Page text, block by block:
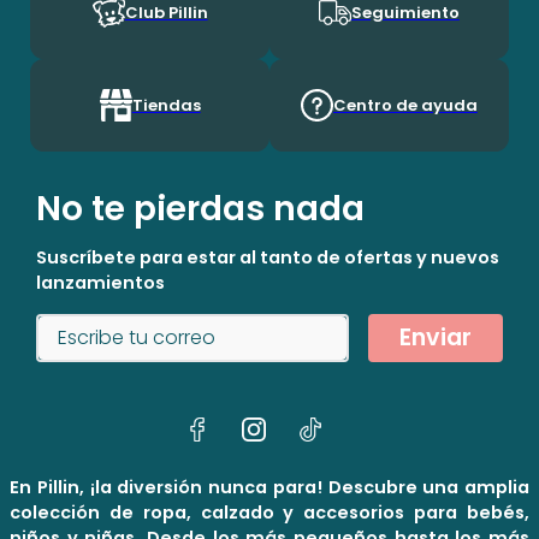
Club Pillin Seguimiento
Tiendas Centro de ayuda
No te pierdas nada
Suscríbete para estar al tanto de ofertas y nuevos
lanzamientos
Enviar
En Pillin, ¡la diversión nunca para! Descubre una amplia
colección de ropa, calzado y accesorios para bebés,